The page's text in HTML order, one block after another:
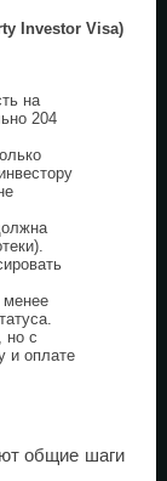
Investor Visa)
на
204
но с
и оплате
общие шаги